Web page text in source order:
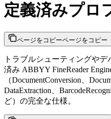
定義済みプロ
ページをコピーページをコピー
トラブルシューティングや
済み ABBYY FineReader
（DocumentConversion、
DataExtraction、
ど）の完全な仕様。